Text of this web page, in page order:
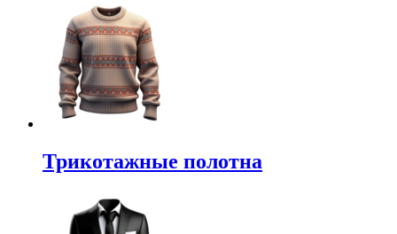
Трикотажные полотна